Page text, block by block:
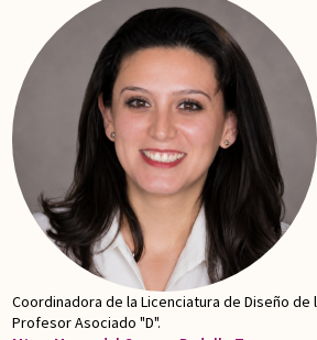
Coordinadora de la Licenciatura de Diseño de
Profesor Asociado "D".